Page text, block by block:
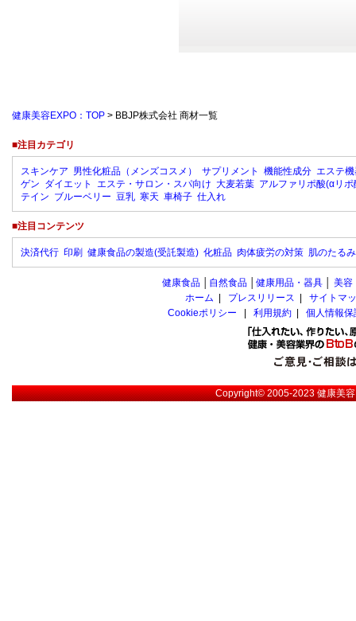
健康美容EXPO：TOP > BBJP株式会社 商材一覧
■注目カテゴリ
スキンケア 男性化粧品（メンズコスメ） サプリメント 機能性成分 エステ
ゲン ダイエット エステ・サロン・スパ向け 大麦若葉 アルファリポ酸(αリポ
テイン ブルーベリー 豆乳 寒天 車椅子 仕入れ
■注目コンテンツ
決済代行 印刷 健康食品の製造(受託製造) 化粧品 肉体疲労の対策 肌のたる
健康食品 自然食品 健康用品・器具 美容
ホーム
プレスリリース
サイトマ
Cookieポリシー
利用規約 個人情報
Copyright© 2005-2023健康美